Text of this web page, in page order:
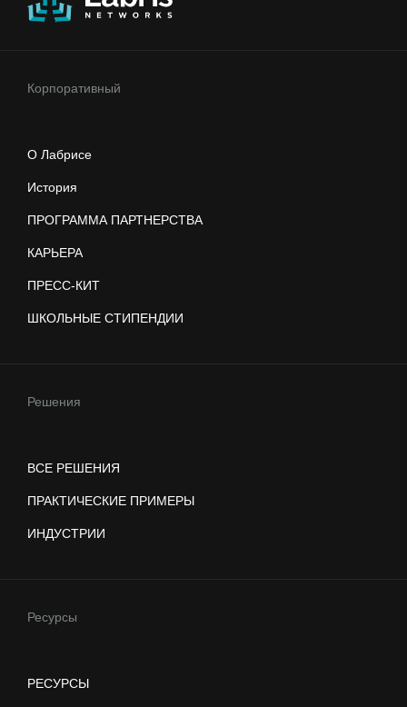
Корпоративный
О Лабрисе
История
ПРОГРАММА ПАРТНЕРСТВА
КАРЬЕРА
ПРЕСС-КИТ
ШКОЛЬНЫЕ СТИПЕНДИИ
Решения
ВСЕ РЕШЕНИЯ
ПРАКТИЧЕСКИЕ ПРИМЕРЫ
ИНДУСТРИИ
Ресурсы
РЕСУРСЫ